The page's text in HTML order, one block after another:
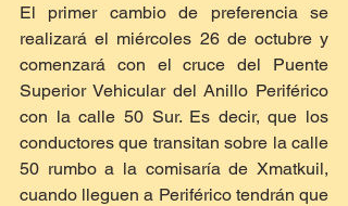
El primer cambio de preferencia se
realizará el miércoles 26 de octubre y
comenzará con el cruce del Puente
Superior Vehicular del Anillo Periférico
con la calle 50 Sur. Es decir, que los
conductores que transitan sobre la calle
50 rumbo a la comisaría de Xmatkuil,
cuando lleguen a Periférico tendrán que